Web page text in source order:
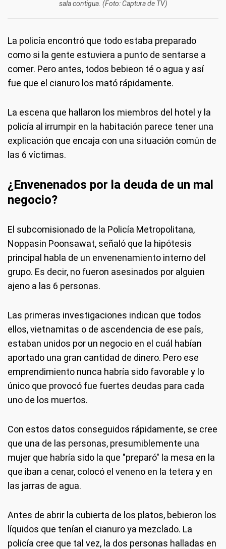
sala contigua. (Foto: Captura de TV)
La policía encontró que todo estaba preparado
como si la gente estuviera a punto de sentarse a
comer. Pero antes, todos bebieon té o agua y así
fue que el cianuro los mató rápidamente.
La escena que hallaron los miembros del hotel y la
policía al irrumpir en la habitación parece tener una
explicación que encaja con una situación común de
las 6 víctimas.
¿Envenenados por la deuda de un mal
negocio?
El subcomisionado de la Policía Metropolitana,
Noppasin Poonsawat, señaló que la hipótesis
principal habla de un envenenamiento interno del
grupo. Es decir, no fueron asesinados por alguien
ajeno a las 6 personas.
Las primeras investigaciones indican que todos
ellos, vietnamitas o de ascendencia de ese país,
estaban unidos por un negocio en el cuál habían
aportado una gran cantidad de dinero. Pero ese
emprendimiento nunca habría sido favorable y lo
único que provocó fue fuertes deudas para cada
uno de los muertos.
Con estos datos conseguidos rápidamente, se cree
que una de las personas, presumiblemente una
mujer que habría sido la que "preparó" la mesa en la
que iban a cenar, colocó el veneno en la tetera y en
las jarras de agua.
Antes de abrir la cubierta de los platos, bebieron los
líquidos que tenían el cianuro ya mezclado. La
policía cree que tal vez, la dos personas halladas en